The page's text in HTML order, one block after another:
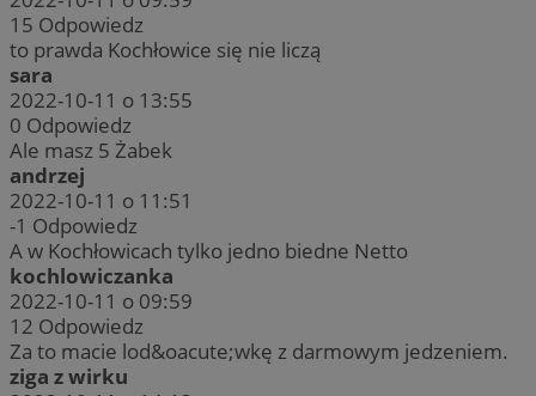
15 Odpowiedz
to prawda Kochłowice się nie liczą
sara
2022-10-11 o 13:55
0 Odpowiedz
Ale masz 5 Żabek
andrzej
2022-10-11 o 11:51
-1 Odpowiedz
A w Kochłowicach tylko jedno biedne Netto
kochlowiczanka
2022-10-11 o 09:59
12 Odpowiedz
Za to macie lod&oacute;wkę z darmowym jedzeniem.
ziga z wirku